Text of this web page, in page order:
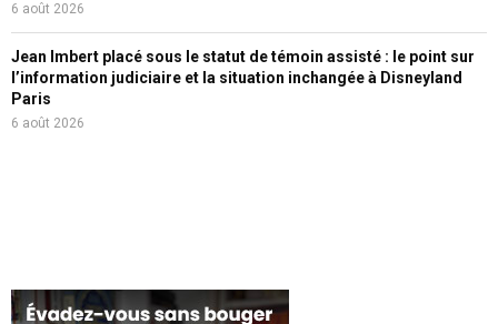
6 août 2026
Jean Imbert placé sous le statut de témoin assisté : le point sur
l’information judiciaire et la situation inchangée à Disneyland
Paris
6 août 2026